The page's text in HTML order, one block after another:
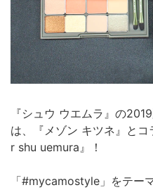
『シュウ ウエムラ』の
は、『メゾン キツネ』と
r shu uemura』！
「#mycamostyle」をテー